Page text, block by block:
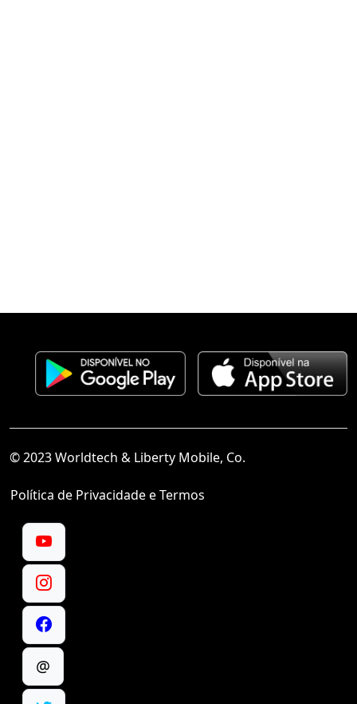
© 2023 Worldtech & Liberty Mobile, Co.
Política de Privacidade e Termos
@